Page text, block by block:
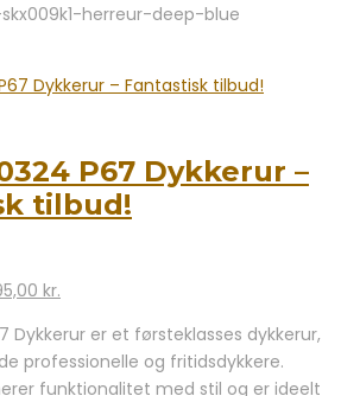
herreur-deep-blue
P67 Dykkerur –
tilbud!
kr.
pris
er:
Dykkerur er et førsteklasses dykkerur,
professionelle og fritidsdykkere.
funktionalitet med stil og er ideelt